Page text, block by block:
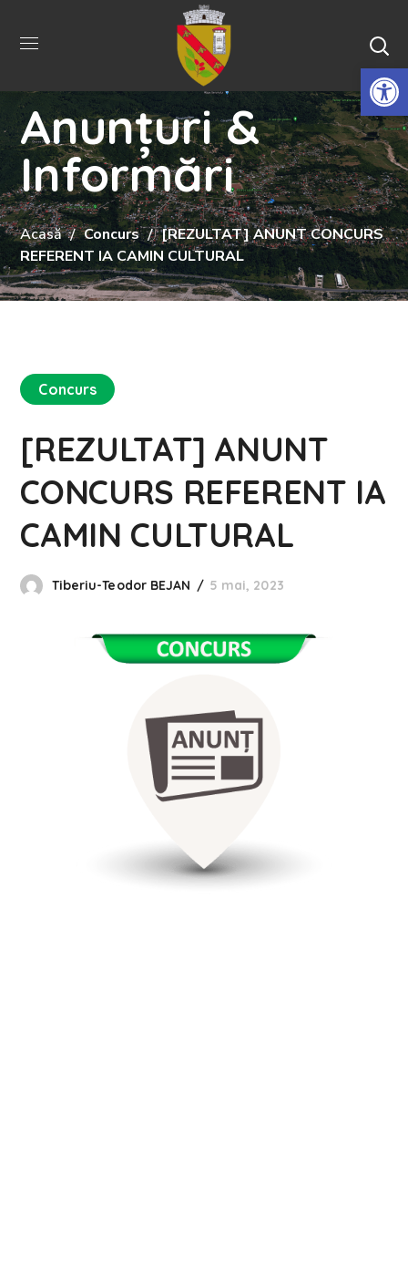
Anunțuri &
Informări
Acasă Concurs
[REZULTAT] ANUNT CONCURS
REFERENT IA CAMIN CULTURAL
Concurs
[REZULTAT] ANUNT
CONCURS REFERENT IA
CAMIN CULTURAL
Tiberiu-Teodor BEJAN 5 mai, 2023